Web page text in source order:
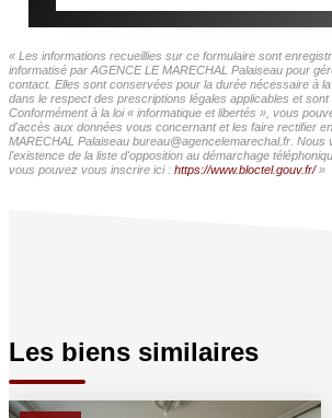
« Les informations recueillies sur ce formulaire sont
informatisé par AGENCE LE MARECHAL Palaiseau pour
contact. Elles sont conservées pour la durée nécessaire à
dans le respect des prescriptions légales applicables et
Conformément à la loi « informatique et libertés », vous
d'accès aux données vous concernant et les faire rectifier
MARECHAL Palaiseau bureau@agencelemarechal.fr. Nous
l'existence de la liste d'opposition au démarchage
vous pouvez vous inscrire ici : https://www.bloctel.gouv.fr/»
Les biens similaires